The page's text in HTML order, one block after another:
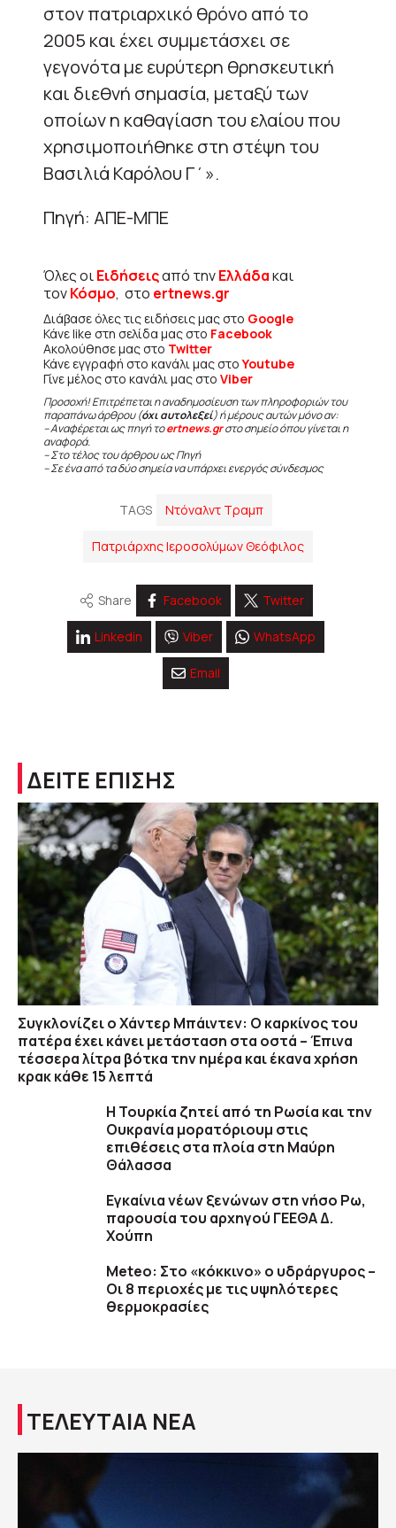
στον πατριαρχικό θρόνο από το
2005 και έχει συμμετάσχει σε
γεγονότα με ευρύτερη θρησκευτική
και διεθνή σημασία, μεταξύ των
οποίων η καθαγίαση του ελαίου που
χρησιμοποιήθηκε στη στέψη του
Βασιλιά Καρόλου Γ΄».
Πηγή: ΑΠΕ-ΜΠΕ
Όλες οιΕιδήσειςαπό τηνΕλλάδακαι
τονΚόσμο, στο ertnews.gr
Διάβασε όλες τις ειδήσεις μας στο Google
Κάνε like στη σελίδα μας στο Facebook
Ακολούθησε μας στο Twitter
Κάνε εγγραφή στο κανάλι μας στοYoutube
Γίνε μέλος στο κανάλι μας στο Viber
Προσοχή! Επιτρέπεται η αναδημοσίευση των πληροφοριών του
παραπάνω άρθρου (όχι αυτολεξεί) ή μέρους αυτών μόνο αν:
– Αναφέρεται ως πηγή τοertnews.grστο σημείο όπου γίνεται η
αναφορά.
– Στο τέλος του άρθρου ως Πηγή
– Σε ένα από τα δύο σημεία να υπάρχει ενεργός σύνδεσμος
TAGS Ντόναλντ Τραμπ
Πατριάρχης Ιεροσολύμων Θεόφιλος
Share Facebook Twitter
Linkedin Viber WhatsApp
Email
ΔΕΙΤΕ ΕΠΙΣΗΣ
Συγκλονίζει ο Χάντερ Μπάιντεν: Ο καρκίνος του
πατέρα έχει κάνει μετάσταση στα οστά – Έπινα
τέσσερα λίτρα βότκα την ημέρα και έκανα χρήση
κρακ κάθε 15 λεπτά
Η Τουρκία ζητεί από τη Ρωσία και την
Ουκρανία μορατόριουμ στις
επιθέσεις στα πλοία στη Μαύρη
Θάλασσα
Εγκαίνια νέων ξενώνων στη νήσο Ρω,
παρουσία του αρχηγού ΓΕΕΘΑ Δ.
Χούπη
Meteo: Στο «κόκκινο» ο υδράργυρος –
Οι 8 περιοχές με τις υψηλότερες
θερμοκρασίες
ΤΕΛΕΥΤΑΙΑ ΝΕΑ